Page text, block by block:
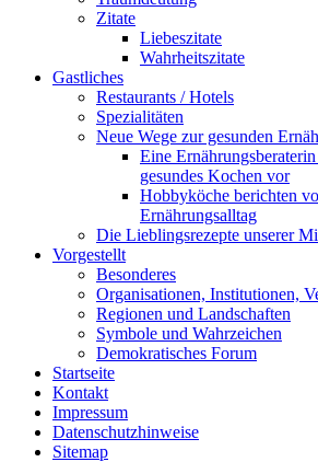
Zitate
Liebeszitate
Wahrheitszitate
Gastliches
Restaurants / Hotels
Spezialitäten
Neue Wege zur gesunden
Eine
gesundes Kochen vor
Hobbyköche berichten
Ernährungsalltag
Die Lieblingsrezepte unserer
Vorgestellt
Besonderes
Organisationen, Institutionen,
Regionen und Landschaften
Symbole und Wahrzeichen
Demokratisches Forum
Startseite
Kontakt
Impressum
Datenschutzhinweise
Sitemap